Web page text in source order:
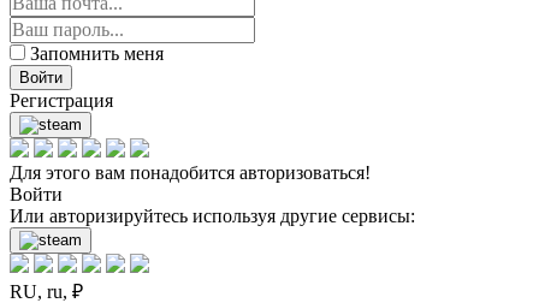
Запомнить меня
Войти
Регистрация
Для этого вам понадобится авторизоваться!
Войти
Или авторизируйтесь используя другие сервисы:
RU, ru, ₽